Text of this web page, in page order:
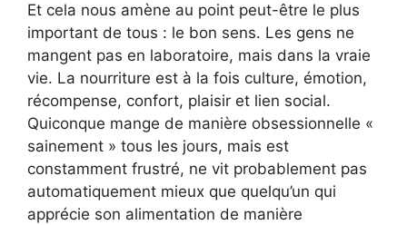
Et cela nous amène au point peut-être le plus
important de tous : le bon sens. Les gens ne
mangent pas en laboratoire, mais dans la vraie
vie. La nourriture est à la fois culture, émotion,
récompense, confort, plaisir et lien social.
Quiconque mange de manière obsessionnelle «
sainement » tous les jours, mais est
constamment frustré, ne vit probablement pas
automatiquement mieux que quelqu’un qui
apprécie son alimentation de manière